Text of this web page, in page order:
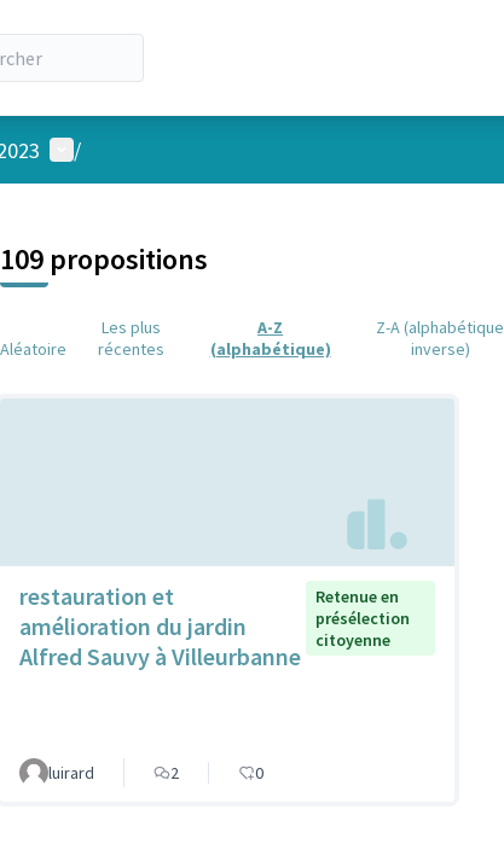
Menu utilisateur
/
109 propositions
Aléatoire
Les plus
récentes
A-Z
(alphabétique)
Z-A (alphabétique
inverse)
restauration et
amélioration du jardin
Alfred Sauvy à Villeurbanne
Retenue en
présélection
citoyenne
luirard 2 0